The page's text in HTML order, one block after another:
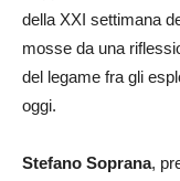
della XXI settimana
mosse da una
del legame fra gli
oggi.
Stefano Soprana,